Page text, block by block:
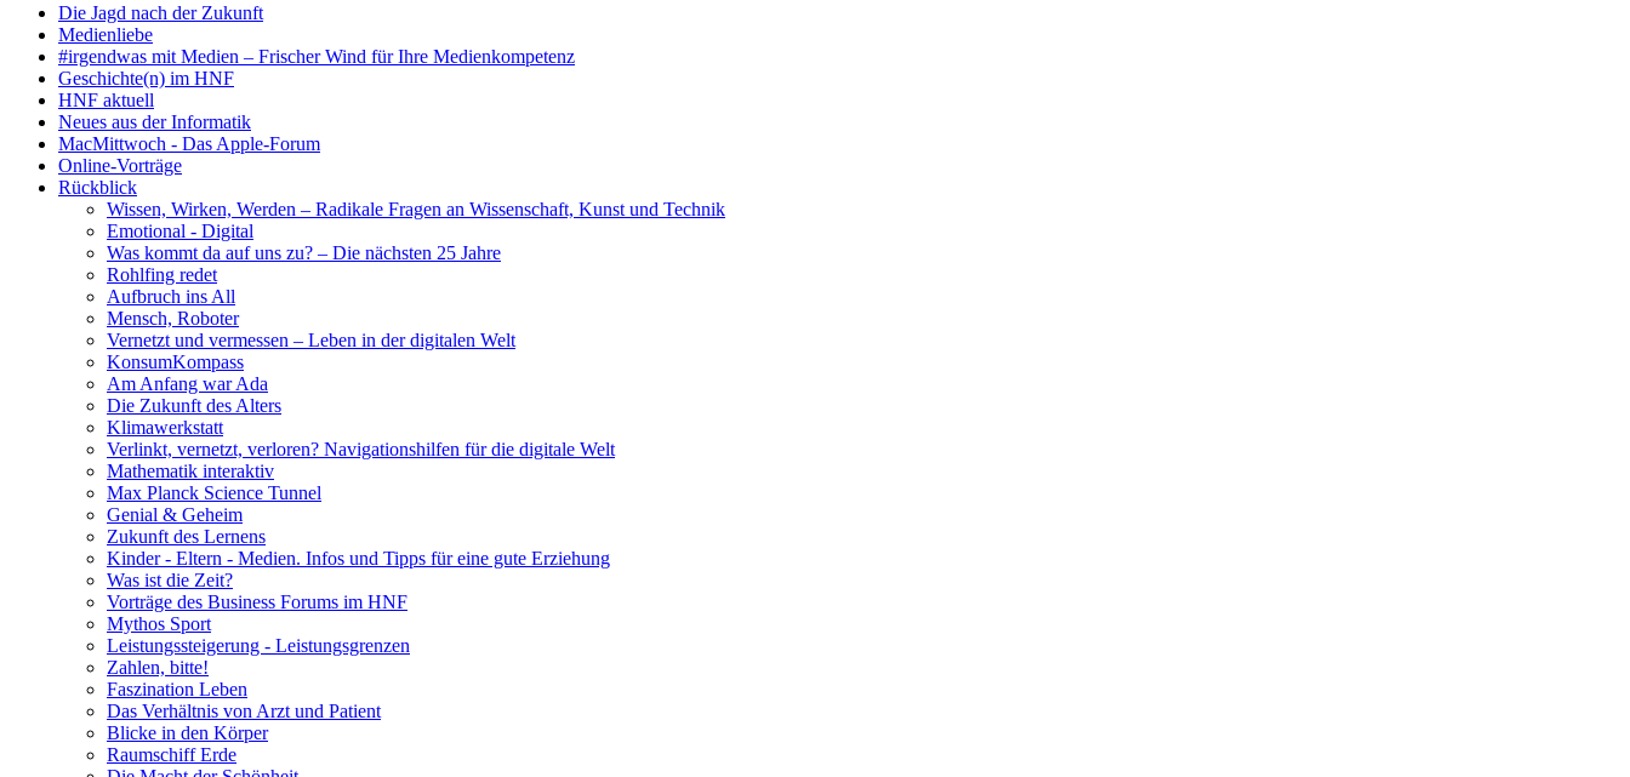
Die Jagd nach der Zukunft
Medienliebe
#irgendwas mit Medien – Frischer Wind für Ihre Medienkompetenz
Geschichte(n) im HNF
HNF aktuell
Neues aus der Informatik
MacMittwoch - Das Apple-Forum
Online-Vorträge
Rückblick
Wissen, Wirken, Werden – Radikale Fragen an Wissenschaft, Kunst und Technik
Emotional - Digital
Was kommt da auf uns zu? – Die nächsten 25 Jahre
Rohlfing redet
Aufbruch ins All
Mensch, Roboter
Vernetzt und vermessen – Leben in der digitalen Welt
KonsumKompass
Am Anfang war Ada
Die Zukunft des Alters
Klimawerkstatt
Verlinkt, vernetzt, verloren? Navigationshilfen für die digitale Welt
Mathematik interaktiv
Max Planck Science Tunnel
Genial & Geheim
Zukunft des Lernens
Kinder - Eltern - Medien. Infos und Tipps für eine gute Erziehung
Was ist die Zeit?
Vorträge des Business Forums im HNF
Mythos Sport
Leistungssteigerung - Leistungsgrenzen
Zahlen, bitte!
Faszination Leben
Das Verhältnis von Arzt und Patient
Blicke in den Körper
Raumschiff Erde